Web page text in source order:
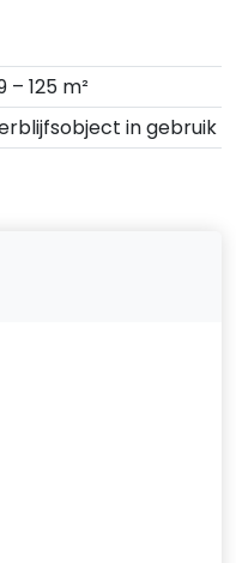
– 125 m²
in gebruik